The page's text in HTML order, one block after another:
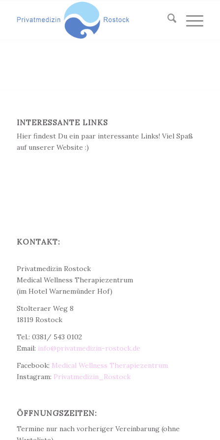
INTERESSANTE LINKS
Hier findest Du ein paar interessante Links! Viel Spaß
auf unserer Website :)
KONTAKT:
Privatmedizin Rostock
Medical Wellness Therapiezentrum
(im Hotel Warnemünder Hof)
Stolteraer Weg 8
18119 Rostock
Tel.: 0381/ 543 0102
Email: info@privatmedizin-rostock.de
Facebook: Medical Wellness Therapiezentrum
Instagram: Privatmedizin_Rostock
ÖFFNUNGSZEITEN:
Termine nur nach vorheriger Vereinbarung (ohne